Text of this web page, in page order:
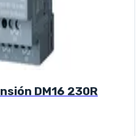
DM16 230R